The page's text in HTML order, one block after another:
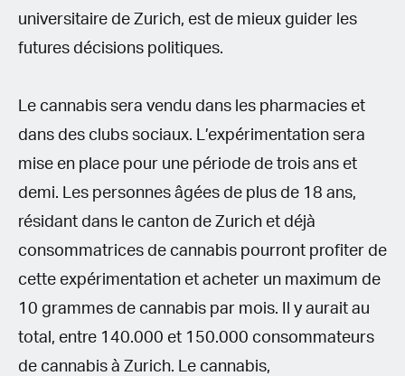
universitaire de Zurich, est de mieux guider les
futures décisions politiques.
Le cannabis sera vendu dans les pharmacies et
dans des clubs sociaux. L’expérimentation sera
mise en place pour une période de trois ans et
demi. Les personnes âgées de plus de 18 ans,
résidant dans le canton de Zurich et déjà
consommatrices de cannabis pourront profiter de
cette expérimentation et acheter un maximum de
10 grammes de cannabis par mois. Il y aurait au
total, entre 140.000 et 150.000 consommateurs
de cannabis à Zurich. Le cannabis,